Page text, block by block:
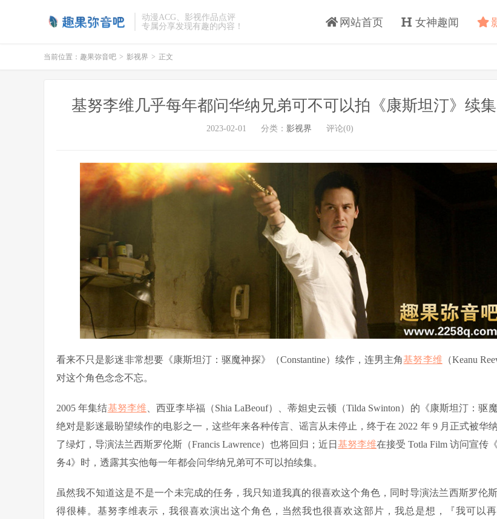
动漫ACG、影视作品点评
专属分享发现有趣的内容！
网站首页 女神趣闻
当前位置： 趣果弥音吧 > 影视界 > 正文
基努李维几乎每年都问华纳兄弟可不可以拍《康斯坦汀》续集
2023-02-01 分类： 影视界 评论(0)
看来不只是影迷非常想要《康斯坦汀：驱魔神探》（Constantine）续作，连男主角基努李维 （Keanu
对这个角色念念不忘。
2005 年集结基努李维 、西亚李毕福（Shia LaBeouf）、蒂妲史云顿（Tilda Swinton）的《康斯坦汀：驱魔
绝对是影迷最盼望续作的电影之一，这些年来各种传言、谣言从未停止，终于在 2022 年 9 月正式被华
了绿灯，导演法兰西斯罗伦斯（Francis Lawrence）也将回归；近日 基努李维在接受 Totla Film 访问宣传
务4》时，透露其实他每一年都会问华纳兄弟可不可以拍续集。
虽然我不知道这是不是一个未完成的任务，我只知道我真的很喜欢这个角色，同时导演法兰西斯罗伦
得很棒。基努李维表示，我很喜欢演出这个角色，当然我也很喜欢这部片，我总是想，『我可以